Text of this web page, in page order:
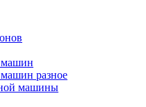
машин
разное
машины